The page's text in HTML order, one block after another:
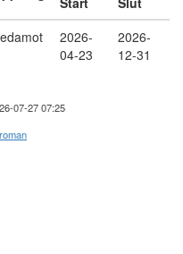
2026-
04-23
2026-
12-31
07-27 07:25